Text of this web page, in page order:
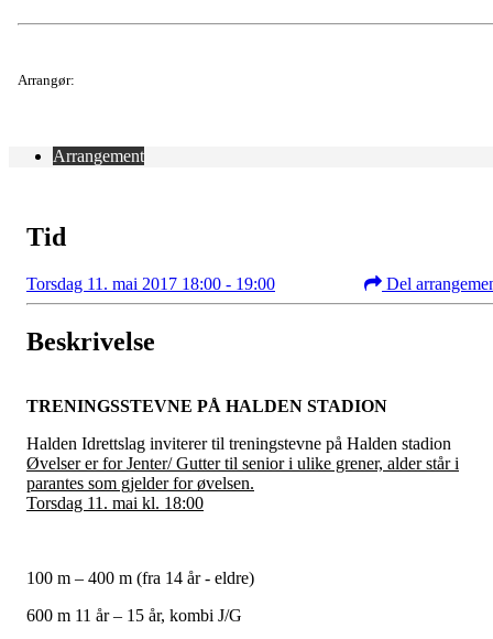
Arrangør:
Arrangement
Tid
Torsdag 11. mai 2017 18:00 - 19:00 Del
Beskrivelse
TRENINGSSTEVNE PÅ HALDEN STADION
Halden Idrettslag inviterer til treningstevne på Halden stadion
Øvelser er for Jenter/ Gutter til senior i ulike grener, alder står i
parantes som gjelder for øvelsen.
Torsdag 11. mai kl. 18:00
100 m – 400 m (fra 14 år - eldre)
600 m 11 år – 15 år, kombi J/G